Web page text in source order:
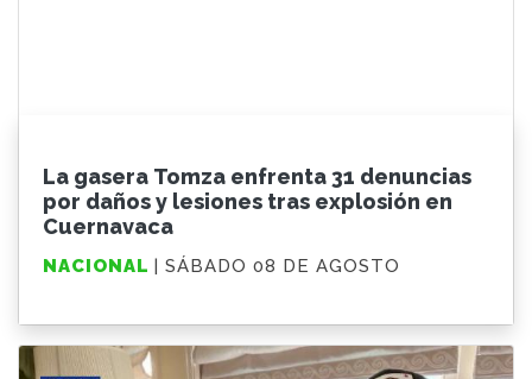
La gasera Tomza enfrenta 31 denuncias
por daños y lesiones tras explosión en
Cuernavaca
NACIONAL | SÁBADO 08 DE AGOSTO